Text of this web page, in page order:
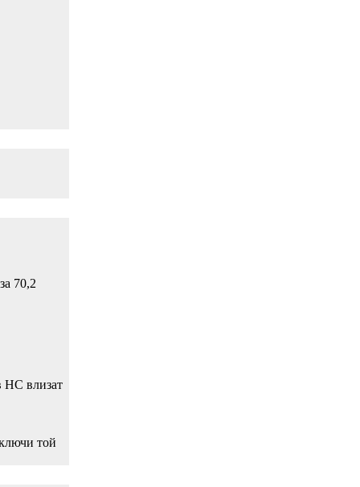
70,2
НС влизат
той